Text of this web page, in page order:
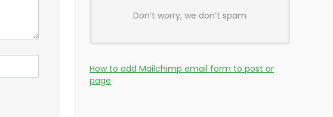
Don’t worry, we don’t spam
How to add Mailchimp email form to post or
page